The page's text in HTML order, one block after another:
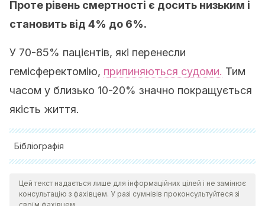
Проте рівень смертності є досить низьким і
становить від 4% до 6%.
У 70-85% пацієнтів, які перенесли
гемісферектомію, припиняються судоми. Тим
часом у близько 10-20% значно покращується
якість життя.
Бібліографія
tratamiento de las convulsiones de la hemiplejía infantil por
hemiatrofía cerebral. Arquivos de Neuro-Psiquiatria, 9(3),
Цей текст надається лише для інформаційних цілей і не замінює
консультацію з фахівцем. У разі сумнівів проконсультуйтеся зі